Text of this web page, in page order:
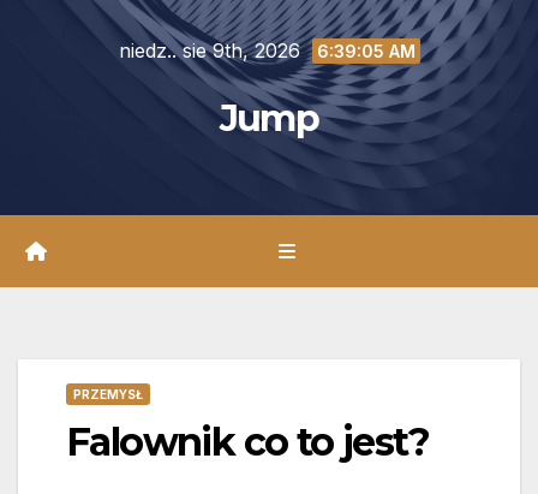
niedz.. sie 9th, 2026 6:39:07 AM
Jump
PRZEMYSŁ
Falownik co to jest?